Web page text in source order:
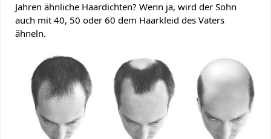
Jahren ähnliche Haardichten? Wenn ja, wird der Sohn
auch mit 40, 50 oder 60 dem Haarkleid des Vaters
ähneln.